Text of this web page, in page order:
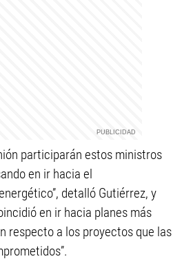
participarán estos ministros
en ir hacia el
detalló Gutiérrez, y
en ir hacia planes más
respecto a los proyectos que las